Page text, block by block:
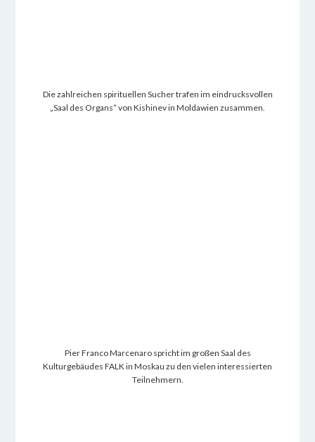
Die zahlreichen spirituellen Sucher trafen im eindrucksvollen
„Saal des Organs“ von Kishinev in Moldawien zusammen.
Pier Franco Marcenaro spricht im großen Saal des
Kulturgebäudes FALK in Moskau zu den vielen interessierten
Teilnehmern.